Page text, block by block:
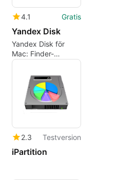
4.1 Gratis
Yandex Disk
Yandex Disk för
Mac: Finder-
integrerad moln
säkerhetskopiering
2.3 Testversion
iPartition